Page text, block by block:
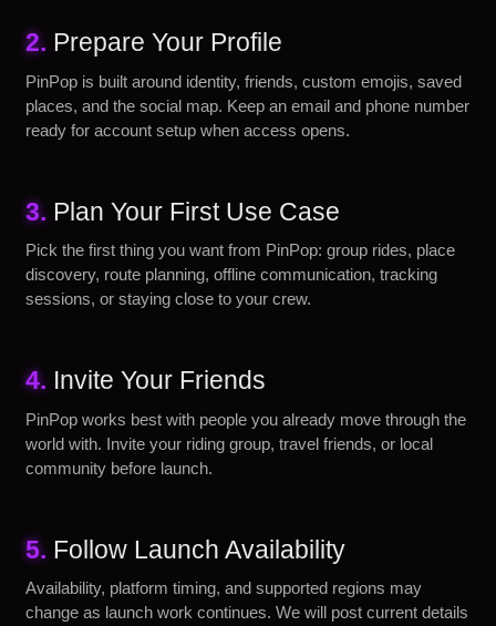
2. Prepare Your Profile
PinPop is built around identity, friends, custom emojis, saved
places, and the social map. Keep an email and phone number
ready for account setup when access opens.
3. Plan Your First Use Case
Pick the first thing you want from PinPop: group rides, place
discovery, route planning, offline communication, tracking
sessions, or staying close to your crew.
4. Invite Your Friends
PinPop works best with people you already move through the
world with. Invite your riding group, travel friends, or local
community before launch.
5. Follow Launch Availability
Availability, platform timing, and supported regions may
change as launch work continues. We will post current details